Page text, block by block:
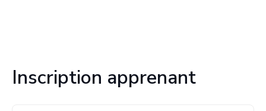
Inscription apprenant